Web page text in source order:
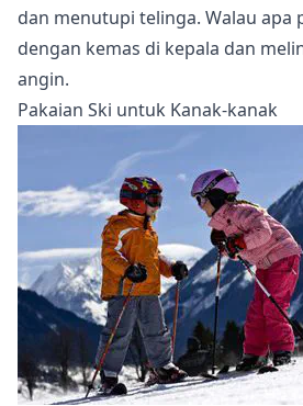
dan menutupi telinga. Walau apa
dengan kemas di kepala dan
angin.
Pakaian Ski untuk Kanak-kanak